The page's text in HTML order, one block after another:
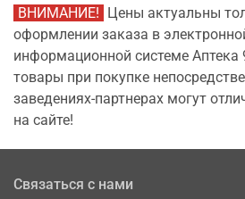
ВНИМАНИЕ!
Цены актуальны
оформлении заказа в
информационной системе Аптека
товары при покупке
заведениях-партнерах могут
на сайте!
Связаться с нами